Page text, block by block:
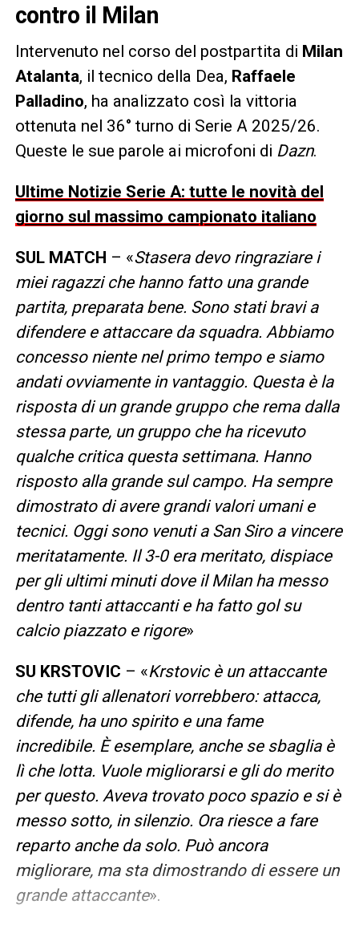
contro il Milan
Intervenuto nel corso del postpartita di Milan
Atalanta, il tecnico della Dea, Raffaele
Palladino, ha analizzato così la vittoria
ottenuta nel 36° turno di Serie A 2025/26.
Queste le sue parole ai microfoni di Dazn.
Ultime Notizie Serie A: tutte le novità del
giorno sul massimo campionato italiano
SUL MATCH – «Stasera devo ringraziare i
miei ragazzi che hanno fatto una grande
partita, preparata bene. Sono stati bravi a
difendere e attaccare da squadra. Abbiamo
concesso niente nel primo tempo e siamo
andati ovviamente in vantaggio. Questa è la
risposta di un grande gruppo che rema dalla
stessa parte, un gruppo che ha ricevuto
qualche critica questa settimana. Hanno
risposto alla grande sul campo. Ha sempre
dimostrato di avere grandi valori umani e
tecnici. Oggi sono venuti a San Siro a vincere
meritatamente. Il 3-0 era meritato, dispiace
per gli ultimi minuti dove il Milan ha messo
dentro tanti attaccanti e ha fatto gol su
calcio piazzato e rigore»
SU KRSTOVIC – «Krstovic è un attaccante
che tutti gli allenatori vorrebbero: attacca,
difende, ha uno spirito e una fame
incredibile. È esemplare, anche se sbaglia è
lì che lotta. Vuole migliorarsi e gli do merito
per questo. Aveva trovato poco spazio e si è
messo sotto, in silenzio. Ora riesce a fare
reparto anche da solo. Può ancora
migliorare, ma sta dimostrando di essere un
grande attaccante».